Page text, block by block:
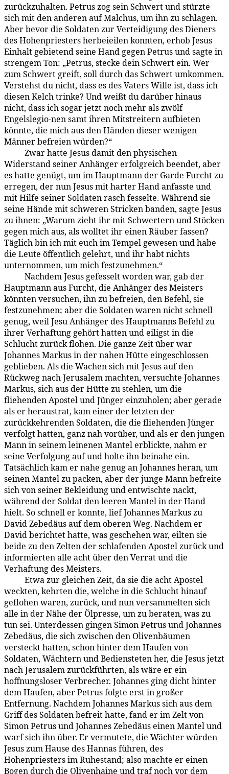
zurückzuhalten. Petrus zog sein Schwert und stürzte
sich mit den anderen auf Malchus, um ihn zu schlagen.
Aber bevor die Soldaten zur Verteidigung des Dieners
des Hohenpriesters herbeieilen konnten, erhob Jesus
Einhalt gebietend seine Hand gegen Petrus und sagte in
strengem Ton: „Petrus, stecke dein Schwert ein. Wer
zum Schwert greift, soll durch das Schwert umkommen.
Verstehst du nicht, dass es des Vaters Wille ist, dass ich
diesen Kelch trinke? Und weißt du darüber hinaus
nicht, dass ich sogar jetzt noch mehr als zwölf
Engelslegio-nen samt ihren Mitstreitern aufbieten
könnte, die mich aus den Händen dieser wenigen
Männer befreien würden?“
183:3.8Zwar hatte Jesus damit den physischen
Widerstand seiner Anhänger erfolgreich beendet, aber
es hatte genügt, um im Hauptmann der Garde Furcht zu
erregen, der nun Jesus mit harter Hand anfasste und
mit Hilfe seiner Soldaten rasch fesselte. Während sie
seine Hände mit schweren Stricken banden, sagte Jesus
zu ihnen: „Warum zieht ihr mit Schwertern und Stöcken
gegen mich aus, als wolltet ihr einen Räuber fassen?
Täglich bin ich mit euch im Tempel gewesen und habe
die Leute öffentlich gelehrt, und ihr habt nichts
unternommen, um mich festzunehmen.“
Nachdem Jesus gefesselt worden war, gab der
Hauptmann aus Furcht, die Anhän­ger des Meisters
könnten versuchen, ihn zu befreien, den Befehl, sie
festzuneh­men; aber die Soldaten waren nicht schnell
genug, weil Jesu Anhänger des Haupt­manns Befehl zu
ihrer Verhaftung gehört hatten und eiligst in die
Schlucht zurück flohen. Die ganze Zeit über war
Johannes Markus in der nahen Hütte eingeschlossen
geblieben. Als die Wachen sich mit Jesus auf den
Rückweg nach Jerusalem machten, versuchte Johannes
Markus, sich aus der Hütte zu stehlen, um die
fliehenden Apostel und Jünger einzuholen; aber gerade
als er heraustrat, kam einer der letzten der
zurückkehrenden Soldaten, die die fliehenden Jünger
verfolgt hatten, ganz nah vorüber, und als er den jungen
Mann in seinem leinenen Mantel erblickte, nahm er
seine Verfolgung auf und holte ihn beinahe ein.
Tatsächlich kam er nahe genug an Johannes heran, um
seinen Mantel zu packen, aber der junge Mann befreite
sich von seiner Bekleidung und entwischte nackt,
während der Soldat den leeren Mantel in der Hand
hielt. So schnell er konnte, lief Johannes Markus zu
David Zebedäus auf dem oberen Weg. Nachdem er
David berichtet hatte, was geschehen war, eilten sie
beide zu den Zelten der schlafenden Apostel zurück und
informierten alle acht über den Verrat und die
Verhaftung des Meisters.
183:3.10Etwa zur gleichen Zeit, da sie die acht Apostel
weckten, kehrten die, welche in die Schlucht hinauf
geflohen waren, zurück, und nun versammelten sich
alle in der Nähe der Ölpresse, um zu beraten, was zu
tun sei. Unterdessen gingen Simon Petrus und Johannes
Zebedäus, die sich zwischen den Olivenbäumen
versteckt hatten, schon hinter dem Haufen von
Soldaten, Wächtern und Bediensteten her, die Jesus jetzt
nach Jerusalem zurückführten, als wäre er ein
hoffnungsloser Verbrecher. Johannes ging dicht hinter
dem Haufen, aber Petrus folgte erst in großer
Entfernung. Nachdem Johannes Markus sich aus dem
Griff des Soldaten befreit hatte, fand er im Zelt von
Simon Petrus und Johannes Zebedäus einen Mantel und
warf sich ihn über. Er vermutete, die Wächter würden
Jesus zum Hause des Hannas führen, des
Hohenpriesters im Ruhestand; also machte er einen
Bogen durch die Olivenhaine und traf noch vor dem